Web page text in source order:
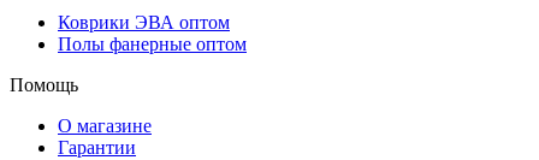
Коврики ЭВА оптом
Полы фанерные оптом
Помощь
О магазине
Гарантии